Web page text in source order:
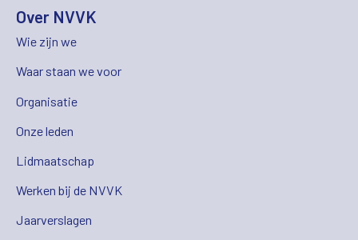
Over NVVK
Wie zijn we
Waar staan we voor
Organisatie
Onze leden
Lidmaatschap
Werken bij de NVVK
Jaarverslagen